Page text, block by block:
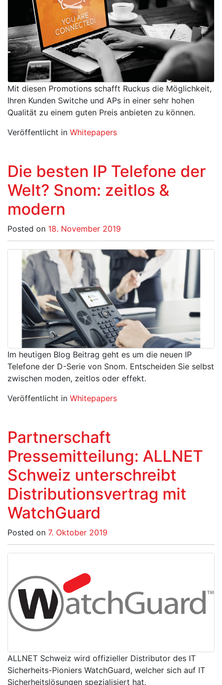
Mit diesen Promotions schafft Ruckus die Möglichkeit,
Ihren Kunden Switche und APs in einer sehr hohen
Qualität zu einem guten Preis anbieten zu können.
Veröffentlicht in Whitepapers
Die besten IP Telefone der
Welt? Snom: zeitlos &
modern
Posted on 18. November 2019
Im heutigen Blog Beitrag geht es um die neuen IP
Telefone der D-Serie von Snom. Entscheiden Sie selbst
zwischen moden, zeitlos oder effekt.
Veröffentlicht in Whitepapers
Partnerschaft
Pressemitteilung: ALLNET
Schweiz unterschreibt
Distributionsvertrag mit
WatchGuard
Posted on 7. Oktober 2019
ALLNET Schweiz wird offizieller Distributor des IT
Sicherheits-Pioniers WatchGuard, welcher sich auf IT
Sicherheitslösungen spezialisiert hat.